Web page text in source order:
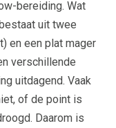
bereiding. Wat
uit twee
en een plat mager
verschillende
uitdagend. Vaak
of de point is
Daarom is